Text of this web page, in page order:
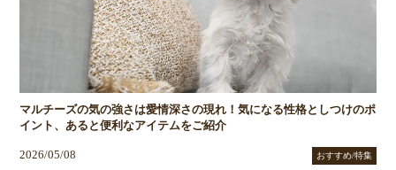
マルチーズの気の強さは愛情深さの現れ！気になる性格としつけのポ
イント、あると便利なアイテムをご紹介
2026/05/08 おすすめ/特集